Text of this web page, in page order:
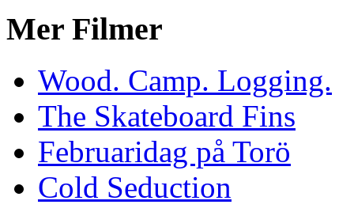
Mer Filmer
Wood. Camp. Logging.
The Skateboard Fins
Februaridag på Torö
Cold Seduction